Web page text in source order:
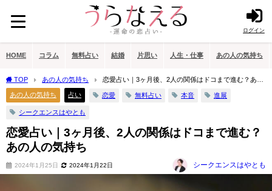
ログイン
HOME コラム 無料占い 結婚 片思い 人生・仕事 あの人の気持ち
TOP あの人の気持ち
恋愛占い｜3ヶ月後、2人の関係はドコまで進む？あの
人の気持ち
あの人の気持ち 占い 恋愛 無料占い 本音 進展
シークエンスはやとも
恋愛占い｜3ヶ月後、2人の関係はドコまで進む？
あの人の気持ち
2024年1月25日 2024年1月22日 シークエンスはやとも